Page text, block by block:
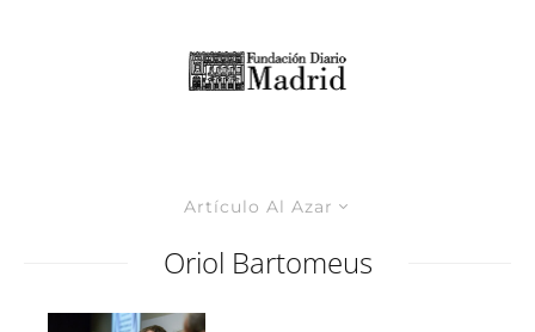
Artículo Al Azar
Oriol Bartomeus